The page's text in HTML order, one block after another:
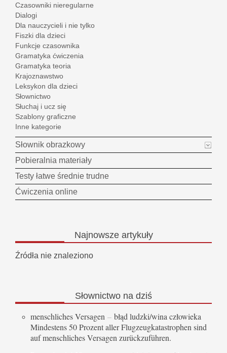
Czasowniki nieregularne
Dialogi
Dla nauczycieli i nie tylko
Fiszki dla dzieci
Funkcje czasownika
Gramatyka ćwiczenia
Gramatyka teoria
Krajoznawstwo
Leksykon dla dzieci
Słownictwo
Słuchaj i ucz się
Szablony graficzne
Inne kategorie
Słownik obrazkowy
Pobieralnia materiały
Testy łatwe średnie trudne
Ćwiczenia online
Najnowszeartykuły
Źródła nie znaleziono
Słownictwo na dziś
menschliches Versagen – błąd ludzki/wina człowieka
Mindestens 50 Prozent aller Flugzeugkatastrophen sind
auf menschliches Versagen zurückzuführen.